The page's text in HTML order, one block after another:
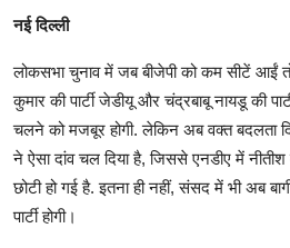
नई दिल्ली
लोकसभा चुनाव में जब बीजेपी को कम सीटें आईं
कुमार की पार्टी जेडीयू और चंद्रबाबू नायडू की
चलने को मजबूर होगी. लेकिन अब वक्‍त बदलता
ने ऐसा दांव चल द‍िया है, जिससे एनडीए में नीतीश
छोटी हो गई है. इतना ही नहीं, संसद में भी अब
पार्टी होगी।